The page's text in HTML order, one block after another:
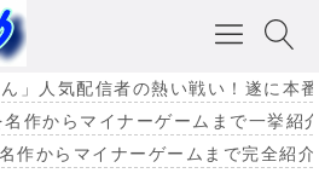
」人気配信者の熱い戦い！遂に本
作からマイナーゲームまで一挙紹
作からマイナーゲームまで完全紹